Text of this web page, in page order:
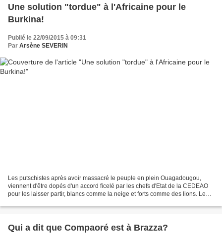
Une solution "tordue" à l'Africaine pour le
Burkina!
Publié le 22/09/2015 à 09:31
Par Arsène SEVERIN
Les putschistes après avoir massacré le peuple en plein Ouagadougou,
viennent d'être dopés d'un accord ficelé par les chefs d'Etat de la CEDEAO
pour les laisser partir, blancs comme la neige et forts comme des lions. Les
Qui a dit que Compaoré est à Brazza?